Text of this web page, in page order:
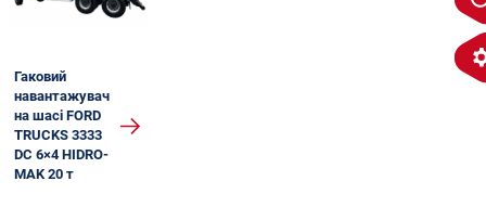
Гаковий
навантажувач
на шасі FORD
TRUCKS 3333
DC 6×4 HIDRO-
MAK 20 т